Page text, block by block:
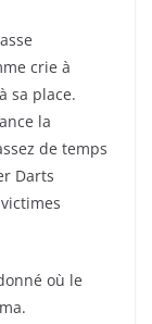
crie à
sa place.
la
de temps
Darts
où le